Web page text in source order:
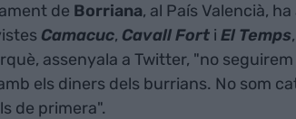
de Borriana, al País Valencià, ha
Camacuc, Cavall Forti El Temps
assenyala a Twitter, "no seguirem
els diners dels burrians. No som
de primera".